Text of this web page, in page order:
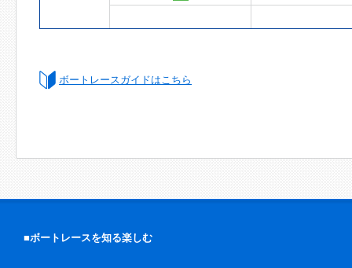
ボートレースガイドはこちら
■ボートレースを知る楽しむ